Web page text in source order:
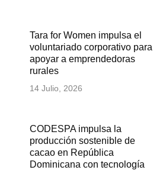
Tara for Women impulsa el
voluntariado corporativo para
apoyar a emprendedoras
rurales
14 Julio, 2026
CODESPA impulsa la
producción sostenible de
cacao en República
Dominicana con tecnología